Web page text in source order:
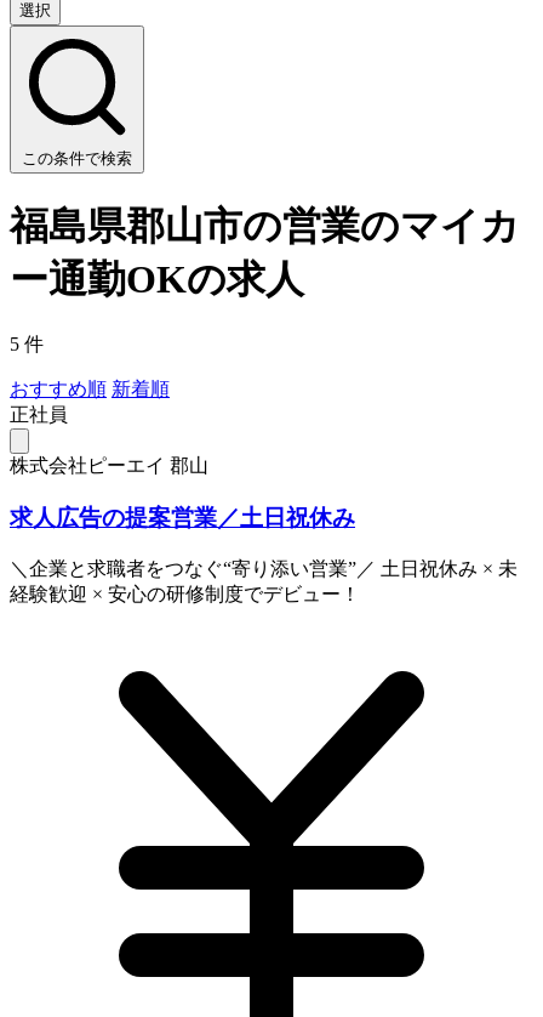
選択
この条件で検索
福島県郡山市の営業のマイカ
ー通勤OKの求人
5 件
おすすめ順 新着順
正社員
株式会社ピーエイ 郡山
求人広告の提案営業／土日祝休み
＼企業と求職者をつなぐ“寄り添い営業”／ 土日祝休み × 未
経験歓迎 × 安心の研修制度でデビュー！